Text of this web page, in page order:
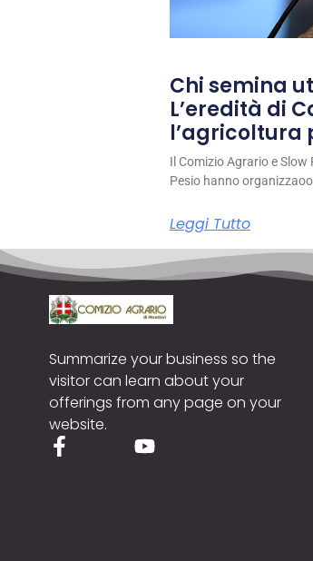
Chi semina
L’eredità di
l’agricoltura
Il Comizio Agrario e
Pesio hanno
Leggi Tutto
Summarize your business so the
visitor can learn about your
offerings from any page on your
website.